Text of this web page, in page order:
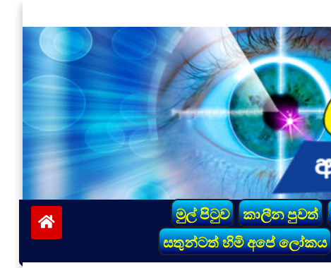
to
content
vinivida.lk
මුල් පිටුව කාලීන පුවත්
සතුන්ටත් හිමි අපේ ලෝකය